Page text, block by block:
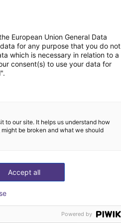
dobierze wszystkie
European Union General Data
for any purpose that you do not
which is necessary in relation to a
consent(s) to use your data for
to our site. It helps us understand how
be broken and what we should
Accept all
Powered by